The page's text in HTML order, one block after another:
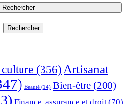
(356) Artisanat
Beauté (14) Bien-être (200)
Finance, assurance et droit (70)